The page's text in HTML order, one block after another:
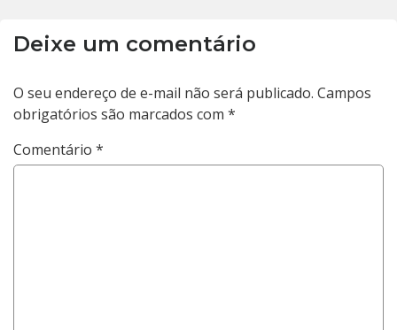
Deixe um comentário
O seu endereço de e-mail não será publicado. Campos
obrigatórios são marcados com *
Comentário *